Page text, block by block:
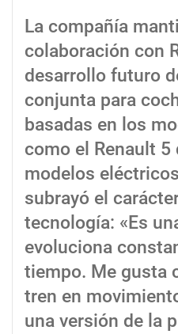
La compañía
colaboración con
desarrollo futuro
conjunta para
basadas en los
como el Renault 5
modelos
subrayó el
tecnología: «Es
evoluciona
tiempo. Me gusta
tren en
una versión de la